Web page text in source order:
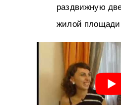
раздвижную
жилой площади